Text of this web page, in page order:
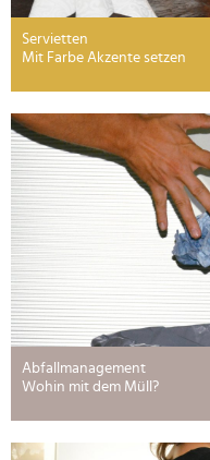
Servietten
Mit Farbe Akzente setzen
Abfallmanagement
Wohin mit dem Müll?